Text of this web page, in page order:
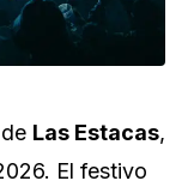
Las Estacas,
El festivo